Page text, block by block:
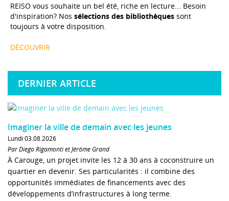
REISO vous souhaite un bel été, riche en lecture... Besoin
d'inspiration? Nos sélections des bibliothèques sont
toujours à votre disposition.
DÉCOUVRIR
DERNIER ARTICLE
Imaginer la ville de demain avec les jeunes
Lundi 03.08.2026
Par Diego Rigamonti et Jérôme Grand
À Carouge, un projet invite les 12 à 30 ans à coconstruire un
quartier en devenir. Ses particularités : il combine des
opportunités immédiates de financements avec des
développements d’infrastructures à long terme.